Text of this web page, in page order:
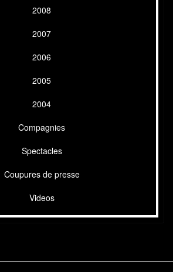
2008
2007
2006
2005
2004
Compagnies
Spectacles
Coupures de presse
Videos